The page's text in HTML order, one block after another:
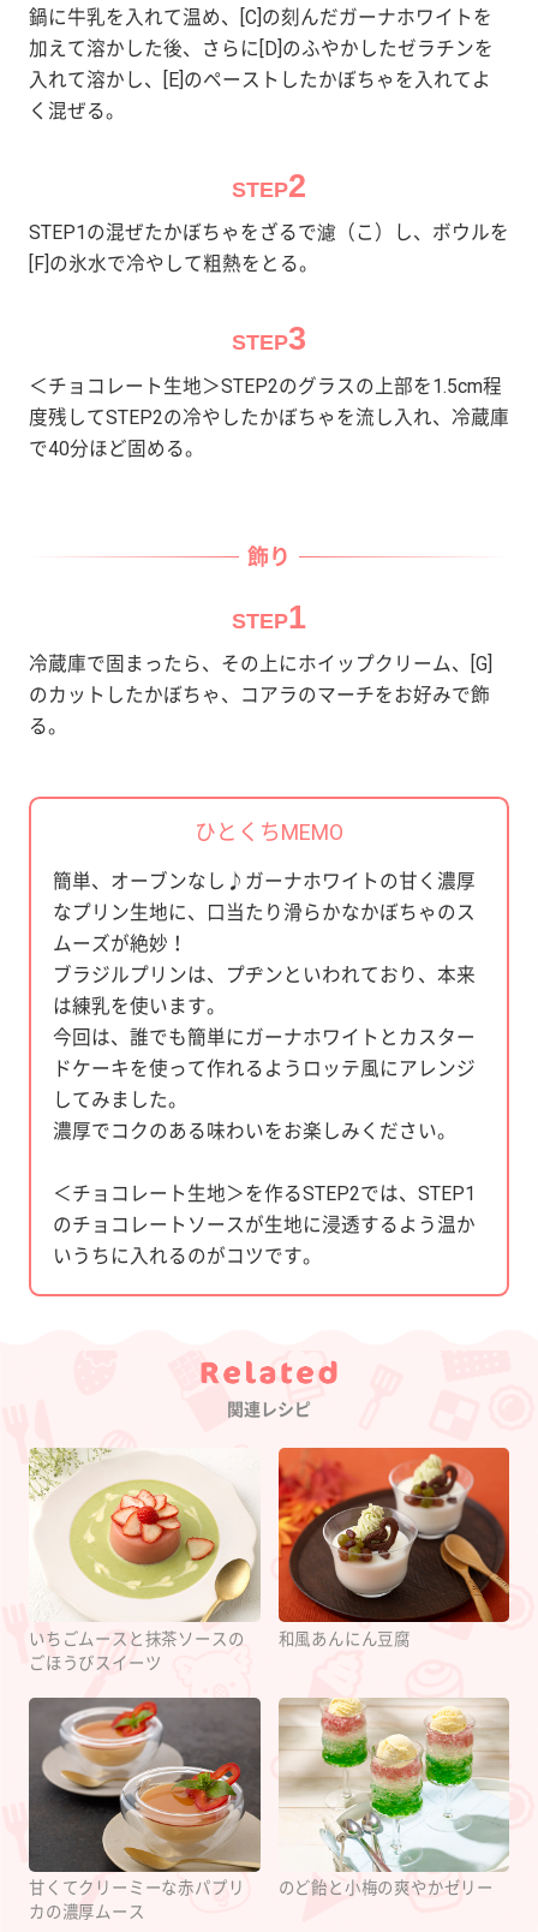
鍋に牛乳を入れて温め、[C]の刻んだガーナホワイトを
加えて溶かした後、さらに[D]のふやかしたゼラチンを
入れて溶かし、[E]のペーストしたかぼちゃを入れてよ
く混ぜる。
STEP2
STEP1の混ぜたかぼちゃをざるで濾（こ）し、ボウルを
[F]の氷水で冷やして粗熱をとる。
STEP3
＜チョコレート生地＞STEP2のグラスの上部を1.5cm程
度残してSTEP2の冷やしたかぼちゃを流し入れ、冷蔵庫
で40分ほど固める。
飾り
STEP1
冷蔵庫で固まったら、その上にホイップクリーム、[G]
のカットしたかぼちゃ、コアラのマーチをお好みで飾
る。
ひとくちMEMO
簡単、オーブンなし♪ガーナホワイトの甘く濃厚
なプリン生地に、口当たり滑らかなかぼちゃのス
ムーズが絶妙！
ブラジルプリンは、プヂンといわれており、本来
は練乳を使います。
今回は、誰でも簡単にガーナホワイトとカスター
ドケーキを使って作れるようロッテ風にアレンジ
してみました。
濃厚でコクのある味わいをお楽しみください。
＜チョコレート生地＞を作るSTEP2では、STEP1
のチョコレートソースが生地に浸透するよう温か
いうちに入れるのがコツです。
Category
関連レシピ
いちごムースと抹茶ソースの
ごほうびスイーツ
和風あんにん豆腐
甘くてクリーミーな赤パプリ
カの濃厚ムース
のど飴と小梅の爽やかゼリー